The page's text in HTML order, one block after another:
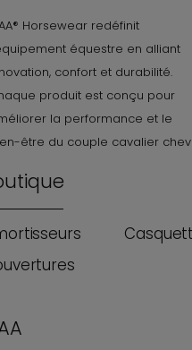
Horsewear redéfinit
équestre en alliant
confort et durabilité.
produit est conçu pour
la performance et le
être du couple cavalier